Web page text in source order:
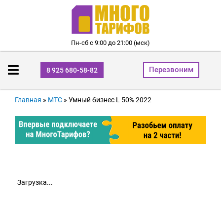
Пн-сб с 9:00 до 21:00 (мск)
8 925 680-58-82 Перезвоним
Главная » МТС » Умный бизнес L 50% 2022
Загрузка...